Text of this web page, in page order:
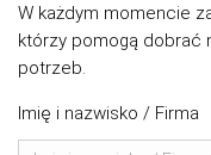
W każdym momencie
którzy pomogą dobrać
potrzeb.
Imię i nazwisko / Firma